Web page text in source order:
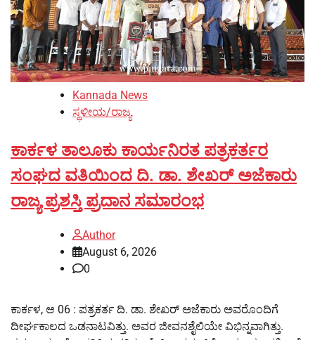
Kannada News
ಸ್ಥಳೀಯ/ರಾಜ್ಯ
ಕಾರ್ಕಳ ತಾಲೂಕು ಕಾರ್ಯನಿರತ ಪತ್ರಕರ್ತರ
ಸಂಘದ ವತಿಯಿಂದ ದಿ. ಡಾ. ಶೇಖರ್ ಅಜೆಕಾರು
ರಾಜ್ಯ ಪ್ರಶಸ್ತಿ ಪ್ರದಾನ ಸಮಾರಂಭ
Author
August 6, 2026
0
ಕಾರ್ಕಳ, ಆ 06 : ಪತ್ರಕರ್ತ ದಿ. ಡಾ. ಶೇಖರ್ ಅಜೆಕಾರು ಅವರೊಂದಿಗೆ
ದೀರ್ಘಕಾಲದ ಒಡನಾಟವಿತ್ತು. ಅವರ ಜೀವನಶೈಲಿಯೇ ವಿಭಿನ್ನವಾಗಿತ್ತು.